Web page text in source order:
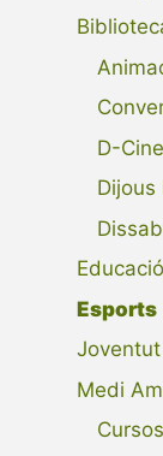
D-Cine
Dijous
Educació
Esports
Joventut
Medi